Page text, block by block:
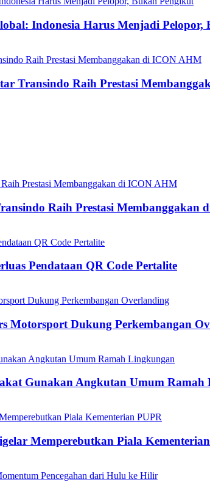
Indonesia Harus Menjadi Pelopor,
Transindo Raih Prestasi
Raih Prestasi Membanggakan
Pendataan QR Code Pertalite
Motorsport Dukung Perkembangan
Gunakan Angkutan Umum Ramah
Memperebutkan Piala